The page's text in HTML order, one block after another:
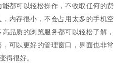
都可以轻松操作，不收取任何的费
内存很小，不会占用太多的手机空
品质的浏览服务都可以轻松了解，
可以更好的管理窗口，界面也非常
得很好。